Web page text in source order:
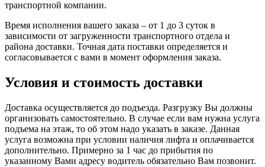
транспортной компании.
Время исполнения вашего заказа – от 1 до 3 суток в
зависимости от загруженности транспортного отдела и
района доставки. Точная дата поставки определяется и
согласовывается с вами в момент оформления заказа.
Условия и стоимость доставки
Доставка осуществляется до подъезда. Разгрузку Вы должны
организовать самостоятельно. В случае если вам нужна услуга
подъема на этаж, то об этом надо указать в заказе. Данная
услуга возможна при условии наличия лифта и оплачивается
дополнительно. Примерно за 1 час до прибытия по
указанному Вами адресу водитель обязательно Вам позвонит.